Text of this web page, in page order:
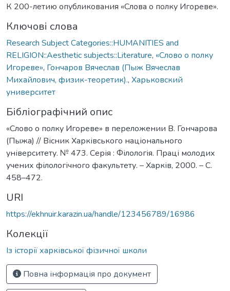
К 200-летию опубликования «Слова о полку Игореве».
Ключові слова
Research Subject Categories::HUMANITIES and
RELIGION::Aesthetic subjects::Literature, «Слово о полку
Игореве», Гончаров Вячеслав (Пыж Вячеслав
Михайлович, физик-теоретик)., Харьковский
университет
Бібліографічний опис
«Слово о полку Игореве» в переложении В. Гончарова
(Пыжа) // Вісник Харківського національного
університету. № 473. Серія : Філологія. Праці молодих
учених філологічного факультету. – Харків, 2000. – С.
458–472.
URI
https://ekhnuir.karazin.ua/handle/123456789/16986
Колекції
Із історії харківської фізичної школи
Повна інформація про документ